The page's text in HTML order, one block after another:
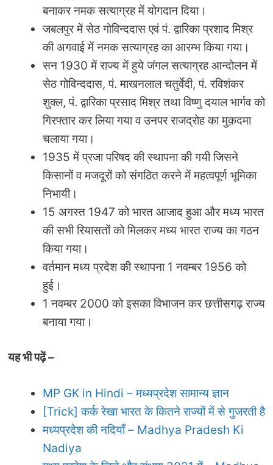
बनाकर नमक सत्याग्रह में योगदान दिया।
जबलपुर में सेठ गोविन्ददास एवं पं. द्वारिका प्रशाद मिश्र
की अगवाई में नमक सत्याग्रह का आरम्भ किया गया।
सन 1930 में राज्य में हुये जंगल सत्याग्रह आन्दोलन में
सेठ गोविन्ददास, पं. माखनलाल चतुर्वेदी, पं. रविशंकर
शुक्ल, पं. द्वारिका प्रसाद मिश्र तथा विष्णु दयाल भार्गव को
गिरफ्तार कर लिया गया व उनपर राजद्रोह का मुक़दमा
चलाया गया।
1935 में प्रजा परिषद की स्थापना की गयी जिसने
किसानों व मजदूरों को संगठित करने में महत्वपूर्ण भूमिका
निभायी।
15 अगस्त 1947 को भारत आजाद हुआ और मध्य भारत
की सभी रियासतों को मिलकर मध्य भारत राज्य का गठन
किया गया।
वर्तमान मध्य प्रदेश की स्थापना 1 नवम्बर 1956 को
हुई।
1 नवम्बर 2000 को इसका विभाजन कर छत्तीसगढ़ राज्य
बनाया गया।
यह भी पढ़ें –
MP GK in Hindi – मध्यप्रदेश सामान्य ज्ञान
[Trick] कर्क रेखा भारत के कितने राज्यों में से गुजरती है
मध्यप्रदेश की नदियाँ – Madhya Pradesh Ki
Nadiya